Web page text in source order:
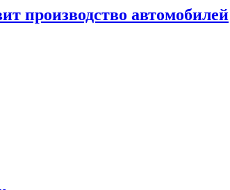
производство автомобилей